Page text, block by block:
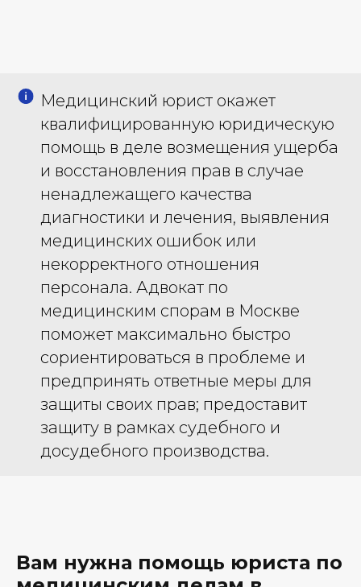
Медицинский юрист окажет
квалифицированную юридическую
помощь в деле возмещения ущерба
и восстановления прав в случае
ненадлежащего качества
диагностики и лечения, выявления
медицинских ошибок или
некорректного отношения
персонала. Адвокат по
медицинским спорам в Москве
поможет максимально быстро
сориентироваться в проблеме и
предпринять ответные меры для
защиты своих прав; предоставит
защиту в рамках судебного и
досудебного производства.
Вам нужна помощь юриста по